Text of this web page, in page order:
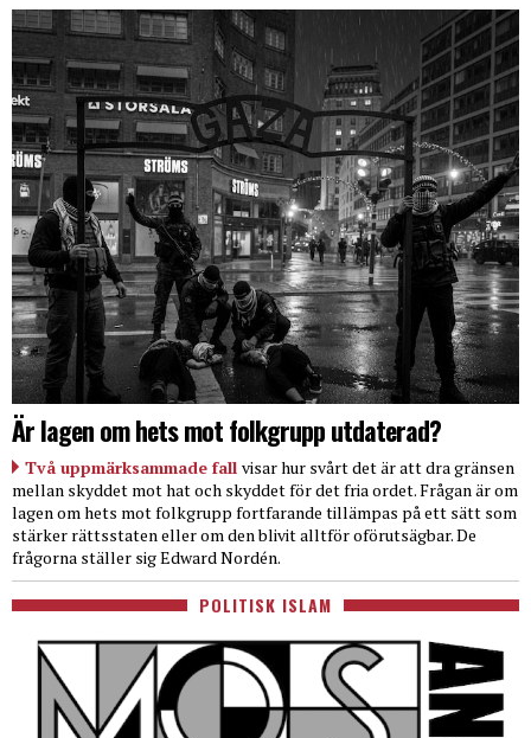
Är lagen om hets mot folkgrupp utdaterad?
Två uppmärksammade fall visar hur svårt det är att dra gränsen
mellan skyddet mot hat och skyddet för det fria ordet. Frågan är om
lagen om hets mot folkgrupp fortfarande tillämpas på ett sätt som
stärker rättsstaten eller om den blivit alltför oförutsägbar. De
frågorna ställer sig Edward Nordén.
POLITISK ISLAM